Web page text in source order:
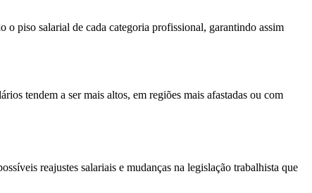
o piso salarial de cada categoria profissional, garantindo assim
tendem a ser mais altos, em regiões mais afastadas ou com
reajustes salariais e mudanças na legislação trabalhista que